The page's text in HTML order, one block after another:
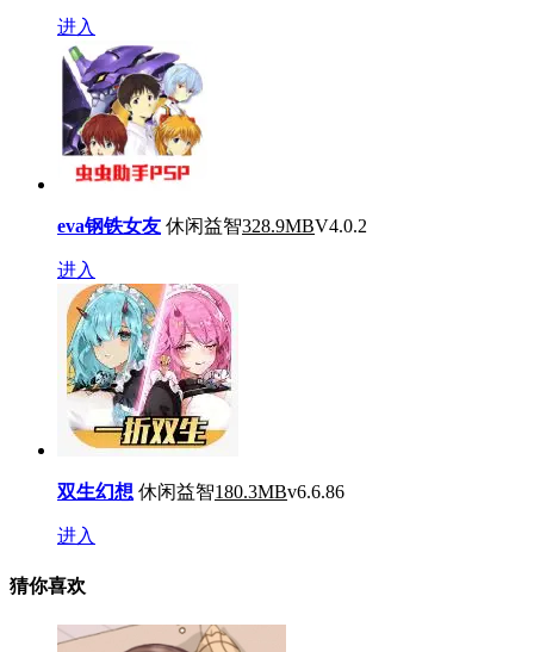
进入
eva钢铁女友 休闲益智328.9MBV4.0.2
进入
双生幻想 休闲益智180.3MBv6.6.86
进入
猜你喜欢